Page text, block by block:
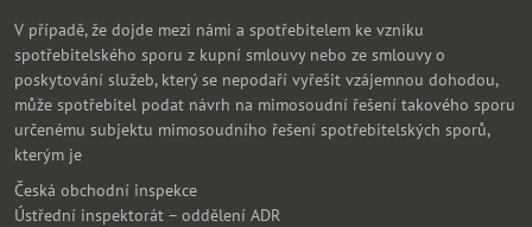
V případě, že dojde mezi námi a spotřebitelem ke vzniku
spotřebitelského sporu z kupní smlouvy nebo ze smlouvy o
poskytování služeb, který se nepodaří vyřešit vzájemnou dohodou,
může spotřebitel podat návrh na mimosoudní řešení takového sporu
určenému subjektu mimosoudního řešení spotřebitelských sporů,
kterým je
Česká obchodní inspekce
Ústřední inspektorát – oddělení ADR